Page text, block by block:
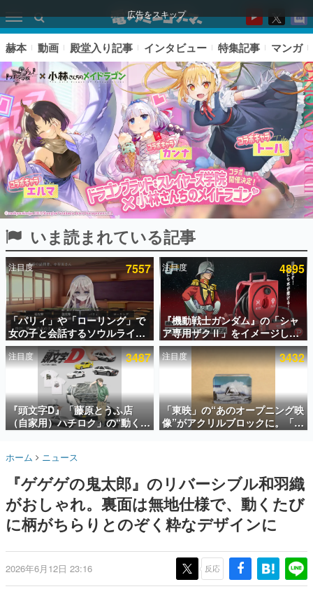
広告をスキップ
ピックアップ
電ファミのいま読まれている記事ランキング
アプリセール情報
インタビュー
連載・特集一覧
殿堂入り記事
SNS拡散数が数千以上！ ページビュー数万以上！ などな
ど。多くの人々に読まれた、電ファミ渾身の“殿堂入り”記
事をまとめました。
名作ゲームクリエイターの方々に製作時のエピソードをお
きます。
赫本
この物語を解いてはいけない。『赫本』は、〈試験問題〉
の形をした短編ホラー小説集です。
これからのデジタルゲーム市場を担う若きクリエイター達
の姿を追い、彼らのルーツと情熱を探っていきます。
赫本 動画 殿堂入り記事 インタビュー 特集記事 マンガ
いま読まれている記事
注目度 7557
「パリィ」や「ローリング」で
女の子と会話するソウルライク
恋愛ゲーム『小早川さんはソウ
ルライク』無料公開。返事に失
敗すると「YOU DIED」
注目度 4895
『機動戦士ガンダム』の「シャ
ア専用ザクⅡ」をイメージした
散水ホースリールが予約開始。
本体にはシャアのパーソナルマ
ークやジオン公国軍のエンブレ
ム、型式番号などを配置
注目度 3487
『頭文字D』「藤原とうふ店
（自家用）ハチロク」の“動くテ
ィッシュケース”が買えるポップ
ガの舞台である群馬の「イオン
モール高崎」にて、8月11日か
ら8月20日までの期間限定で開
催予定
注目度 3432
「東映」の“あのオープニング映
像”がアクリルブロックに。「東
映ヒストリカル グッズコレクシ
ホーム ニュース
『ゲゲゲの鬼太郎』のリバーシブル和羽織
がおしゃれ。裏面は無地仕様で、動くたび
に柄がちらりとのぞく粋なデザインに
2026年6月12日 23:16 反応